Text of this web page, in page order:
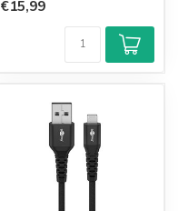
€15,99